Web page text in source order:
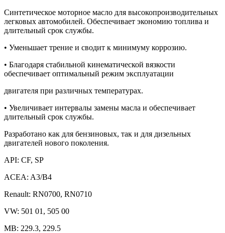
Синтетическое моторное масло для высокопроизводительных
легковых автомобилей. Обеспечивает экономию топлива и
длительный срок службы.
• Уменьшает трение и сводит к минимуму коррозию.
• Благодаря стабильной кинематической вязкости
обеспечивает оптимальный режим эксплуатации
двигателя при различных температурах.
• Увеличивает интервалы замены масла и обеспечивает
длительный срок службы.
Разработано как для бензиновых, так и для дизельных
двигателей нового поколения.
API: CF, SP
ACEA: A3/B4
Renault: RN0700, RN0710
VW: 501 01, 505 00
MB: 229.3, 229.5